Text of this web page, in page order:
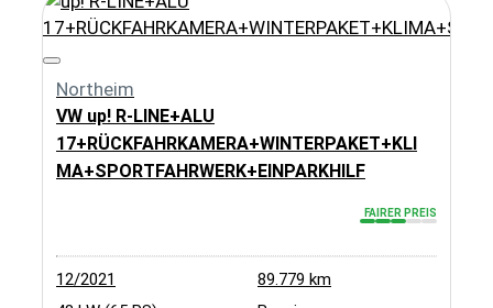
Northeim
VW up! R-LINE+ALU
17+RÜCKFAHRKAMERA+WINTERPAKET+KLI
MA+SPORTFAHRWERK+EINPARKHILF
FAIRER PREIS
12/2021
89.779 km